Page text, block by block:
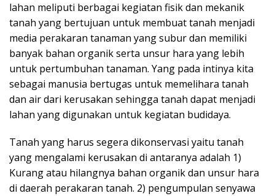
lahan meliputi berbagai kegiatan fisik dan mekanik
tanah yang bertujuan untuk membuat tanah menjadi
media perakaran tanaman yang subur dan memiliki
banyak bahan organik serta unsur hara yang lebih
untuk pertumbuhan tanaman. Yang pada intinya kita
sebagai manusia bertugas untuk memelihara tanah
dan air dari kerusakan sehingga tanah dapat menjadi
lahan yang digunakan untuk kegiatan budidaya.
Tanah yang harus segera dikonservasi yaitu tanah
yang mengalami kerusakan di antaranya adalah 1)
Kurang atau hilangnya bahan organik dan unsur hara
di daerah perakaran tanah. 2) pengumpulan senyawa